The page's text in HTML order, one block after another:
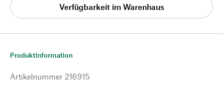
Verfügbarkeit im Warenhaus
Produktinformation
Artikelnummer 216915